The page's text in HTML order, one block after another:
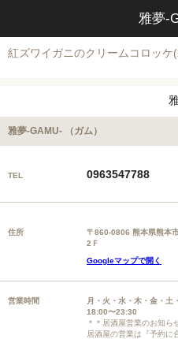
雅夢-
紅ズワイガニのクリームコロッケ
雅夢-GAMU- （ガム）
TEL 0963547788
住所
〒860-0806 熊本県熊本
2Ｆ
Googleマップで開く
営業時間
月・火・水・木・金・土
18:00〜23:30
＊＊居酒屋営業のお知ら
居酒屋の営業は『予約に